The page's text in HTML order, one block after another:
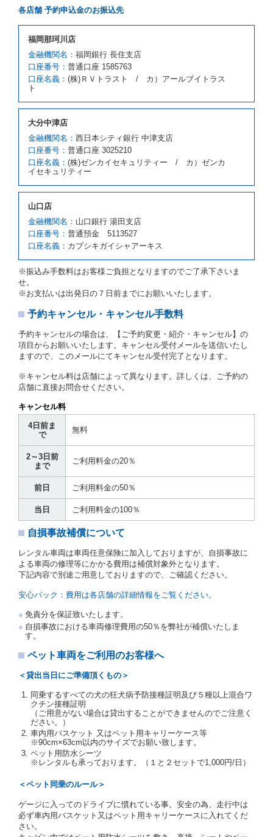
いいます。）の貸渡しを申し入れることができるもの
とします。
クラスを除き予約時と同一の借受条件でレンタカー提
携先の代替レンタカーを貸し渡すものとします。な
お、代替レンタカーの貸渡料金が予約された車種クラ
スの貸渡料金より高くなるときは、予約した車種クラ
スの貸渡料金によるものとし、予約された車種クラス
借受人は、第１項の代替レンタカーの貸渡しの申入れ
を拒絶し、予約を取り消すことができるものとしま
す。
前項の場合、第１項の貸渡しをすることができない原
因が、当社の責に帰する事由によるときには第４条第
４項の予約の取消しとして取り扱い、当社は受領済の
予約申込金を返還するものとします。
原因が、当社の責に帰さない事由による時には第４条
第５項の予約の取消しとして取り扱い、当社は受領済
の予約申込金を返還するものとします。
第６条（免責）
当社及び借受人は、予約が取り消され、又は貸渡契約
が締結されなかったことについて、第４条及び第５条
に定める場合を除き、相互に何らの請求をしないもの
とします。
第３章／貸 渡 し
第７条（貸渡契約の締結）
借受人は第２条第１項に定める借受条件を明示し、当
貸渡契約を締結するものとします。ただし、貸し渡す
ことができるレンタカーがない場合又は借受人若しく
は運転者が第８条第１項若しくは第２項各号のいずれ
かに該当する場合を除きます。
貸渡契約を締結した場合、借受人は当社に第１0条第
１項に定める貸渡料金を支払うものとします。
運転者の義務と定められた事項を遵守するものとしま
す。
当社は、監督官庁の基本通達（注１）に基づき、貸渡
運転者の氏名、住所、運転免許の種類及び運転免許証
写しを添付するため、貸渡契約の締結にあたり、借受
人に対し、借受人の指定する運転者（以下「運転者」
といいます。）の運転免許証の提示を求めるほか、そ
の写しの提出を求めることがあります。この場合、借
受人は、自己が運転者であるときは自己の運転免許証
の運転免許証を提示するものとします。
交通局長通達「レンタカーに関する基本通達」（自
旅第138号 平成7年6月13日）の２．(10)及び(11)の
注２）運転免許証とは、道路交通法第９２条に規定
される運転免許証のうち、道路交通法施行規則第１
９条別記様式第１４の書式の運転免許証をいいま
す。
当社は、貸渡契約の締結にあたり、借受人及び運転者
に対し、運転免許証のほかに本人確認ができる書類の
提示を求め、及び提出された書類の写しをとることが
あります。
当社は、貸渡契約の締結にあたり、借受期間中に借受
人及び運転者と連絡するための携帯電話番号等の告知
を求めます。
レジットカード若しくは現金による支払いを求め、又
借受人は契約後の借受期間の延長はできないものとし
ます。
当社は、借受人又は運転者が前3項に従わない場合
各店舗 予約申込金のお振込先
福岡那珂川店
金融機関名： 福岡銀行 長住支店
口座番号： 普通口座 1585763
口座名義： (株)ＲＶトラスト / カ）アールブイトラス
ト
大分中津店
金融機関名： 西日本シティ銀行 中津支店
口座番号： 普通口座 3025210
口座名義： (株)ゼンカイセキュリティー / カ）ゼンカ
イセキュリティー
山口店
金融機関名： 山口銀行 湯田支店
口座番号： 普通預金 5113527
口座名義： カブシキガイシャアーキス
※振込み手数料はお客様ご負担となりますのでご了承下さいま
せ。
※お支払いは出発日の７日前までにお願いいたします。
予約キャンセル・キャンセル手数料
予約キャンセルの場合は、【ご予約変更・紹介・キャンセル】の
項目からお願いいたします。キャンセル受付メールを送信いたし
ますので、このメールにてキャンセル受付完了となります。
※キャンセル料は店舗によって異なります。詳しくは、ご予約の
店舗に直接お問合せください。
キャンセル料
4日前ま
で
無料
2～3日前
まで
ご利用料金の20％
前日 ご利用料金の50％
当日 ご利用料金の100％
自損事故補償について
レンタル車両は車両任意保険に加入しておりますが、自損事故に
よる車両の修理等にかかる費用は補償対象外となります。
下記内容で別途ご用意しておりますので、ご確認ください。
安心パック：費用は各店舗の詳細情報をご覧ください。
免責分を保証致いたします。
自損事故における車両修理費用の50％を弊社が補償いたしま
す。
ペット車両をご利用のお客様へ
＜貸出当日にご準備頂くもの＞
同乗するすべての犬の狂犬病予防接種証明及び５種以上混合ワ
クチン接種証明
（ご用意がない場合は貸出することができませんのでご注意く
ださい。）
車内用バスケット 又はペット用キャリーケース等
※90cm×63cm以内のサイズでお願い致します。
ペット用防水シーツ
※レンタルも承っております。（１と２セットで1,000円/日）
＜ペット同乗のルール＞
ゲージに入ってのドライブに慣れている事。安全の為、走行中は
必ず車内用バスケット又はペット用キャリーケースに入れてくだ
さい。